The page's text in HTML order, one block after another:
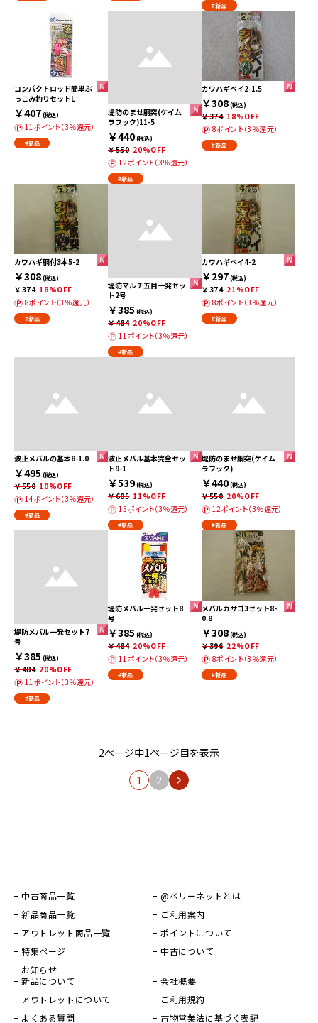
#新品
コンパクトロッド簡単ぶ
っこみ釣りセットL
￥407(税込)
11ポイント（3％還元）
#新品
堤防のませ胴突(ケイム
ラフック)11-5
￥440(税込)
￥550 20%OFF
12ポイント（3％還元）
#新品
カワハギベイ2-1.5
￥308(税込)
￥374 18%OFF
8ポイント（3％還元）
#新品
カワハギ胴付3本5-2
￥308(税込)
￥374 18%OFF
8ポイント（3％還元）
#新品
堤防マルチ五目一発セッ
ト2号
￥385 (税込)
￥484 20%OFF
11ポイント（3％還元）
#新品
カワハギベイ4-2
￥297(税込)
￥374 21%OFF
8ポイント（3％還元）
#新品
波止メバルの基本8-1.0
￥495 (税込)
￥550 10%OFF
14ポイント（3％還元）
#新品
波止メバル基本完全セッ
ト9-1
￥539(税込)
￥605 11%OFF
15ポイント（3％還元）
#新品
堤防のませ胴突(ケイム
ラフック)
￥440(税込)
￥550 20%OFF
12ポイント（3％還元）
#新品
堤防メバル一発セット7
号
￥385 (税込)
￥484 20%OFF
11ポイント（3％還元）
#新品
堤防メバル一発セット8
号
￥385 (税込)
￥484 20%OFF
11ポイント（3％還元）
#新品
メバルカサゴ3セット8-
0.8
￥308(税込)
￥396 22%OFF
8ポイント（3％還元）
#新品
2ページ中1ページ目を表示
1
2
中古商品一覧
新品商品一覧
アウトレット商品一覧
特集ページ
お知らせ
@ベリーネットとは
ご利用案内
ポイントについて
中古について
新品について
アウトレットについて
よくある質問
会社概要
ご利用規約
古物営業法に基づく表記